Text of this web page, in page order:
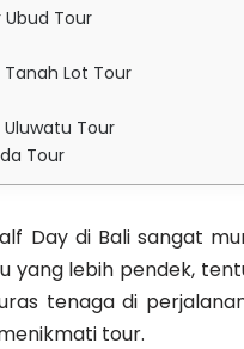
Tour
Lot Tour
Tour
Tour
Day di Bali sangat
yang lebih pendek,
tenaga di
tour.